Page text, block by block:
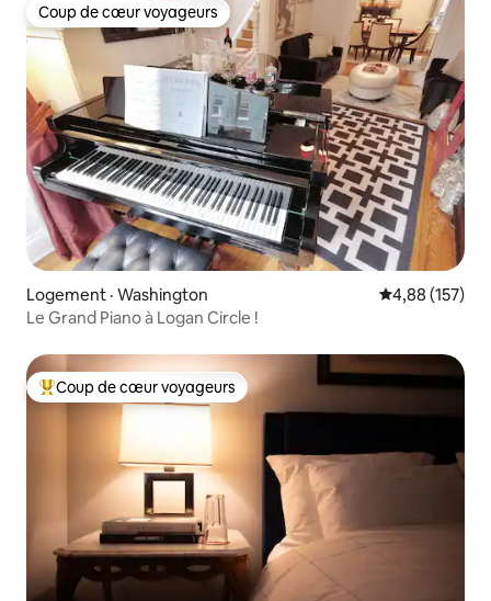
Coup de cœur voyageurs
Coup de cœur voyageurs
Logement · Washington Note
4,88 (157)
Le Grand Piano à Logan Circle !
Coup de cœur voyageurs parmi les plus aimés
Coup de cœur voyageurs